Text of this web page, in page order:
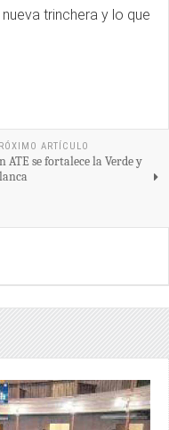
trinchera y lo que
ARTÍCULO
ATE se fortalece la Verde y